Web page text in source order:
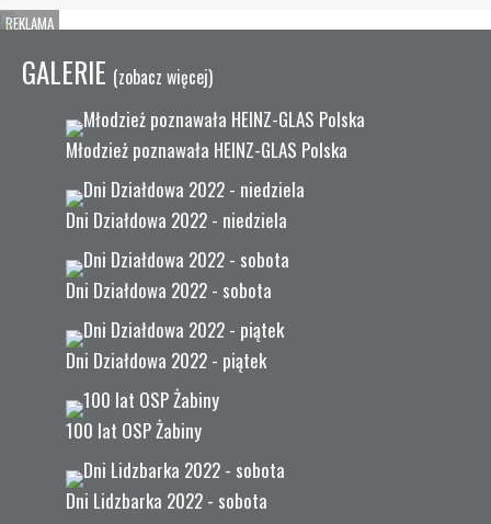
GALERIE (zobacz więcej)
Młodzież poznawała HEINZ-GLAS Polska
Dni Działdowa 2022 - niedziela
Dni Działdowa 2022 - sobota
Dni Działdowa 2022 - piątek
100 lat OSP Żabiny
Dni Lidzbarka 2022 - sobota